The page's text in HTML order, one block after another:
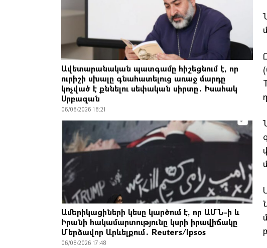
Ավետարանական պատգամը հիշեցնում է, որ
ուրիշի սխալը գնահատելուց առաջ մարդը
կոչված է քննելու սեփական սիրտը․ Իսահակ
Սրբազան
06/08/2026 18:21
Ամերիկացիների կեսը կարծում է, որ ԱՄՆ-ի և
Իրանի հակամարտությունը կսրի իրավիճակը
Մերձավոր Արևելքում․ Reuters/Ipsos
06/08/2026 17:48